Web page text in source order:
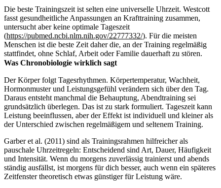
Die beste Trainingszeit ist selten eine universelle Uhrzeit. Westcott
fasst gesundheitliche Anpassungen an Krafttraining zusammen,
untersucht aber keine optimale Tageszeit
(https://pubmed.ncbi.nlm.nih.gov/22777332/). Für die meisten
Menschen ist die beste Zeit daher die, an der Training regelmäßig
stattfindet, ohne Schlaf, Arbeit oder Familie dauerhaft zu stören.
Was Chronobiologie wirklich sagt
Der Körper folgt Tagesrhythmen. Körpertemperatur, Wachheit,
Hormonmuster und Leistungsgefühl verändern sich über den Tag.
Daraus entsteht manchmal die Behauptung, Abendtraining sei
grundsätzlich überlegen. Das ist zu stark formuliert. Tageszeit kann
Leistung beeinflussen, aber der Effekt ist individuell und kleiner als
der Unterschied zwischen regelmäßigem und seltenem Training.
Garber et al. (2011) sind als Trainingsrahmen hilfreicher als
pauschale Uhrzeitregeln: Entscheidend sind Art, Dauer, Häufigkeit
und Intensität. Wenn du morgens zuverlässig trainierst und abends
ständig ausfällst, ist morgens für dich besser, auch wenn ein späteres
Zeitfenster theoretisch etwas günstiger für Leistung wäre.